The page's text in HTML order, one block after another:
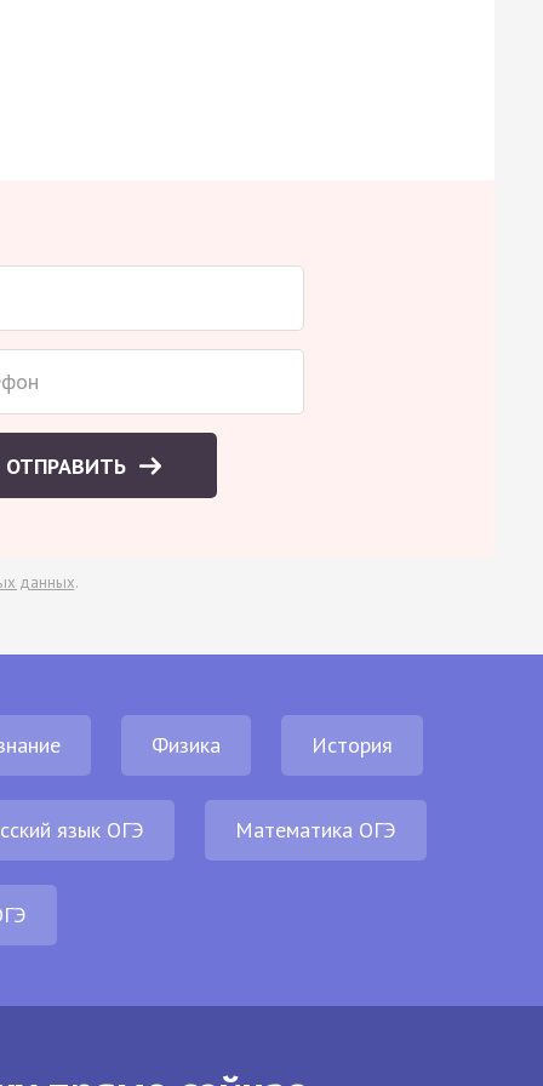
ОТПРАВИТЬ
данных.
Физика История
язык ОГЭ Математика ОГЭ